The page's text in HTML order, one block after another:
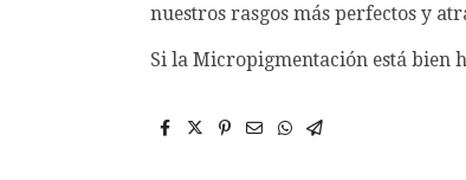
nuestros rasgos más perfectos y
Si la Micropigmentación está bien